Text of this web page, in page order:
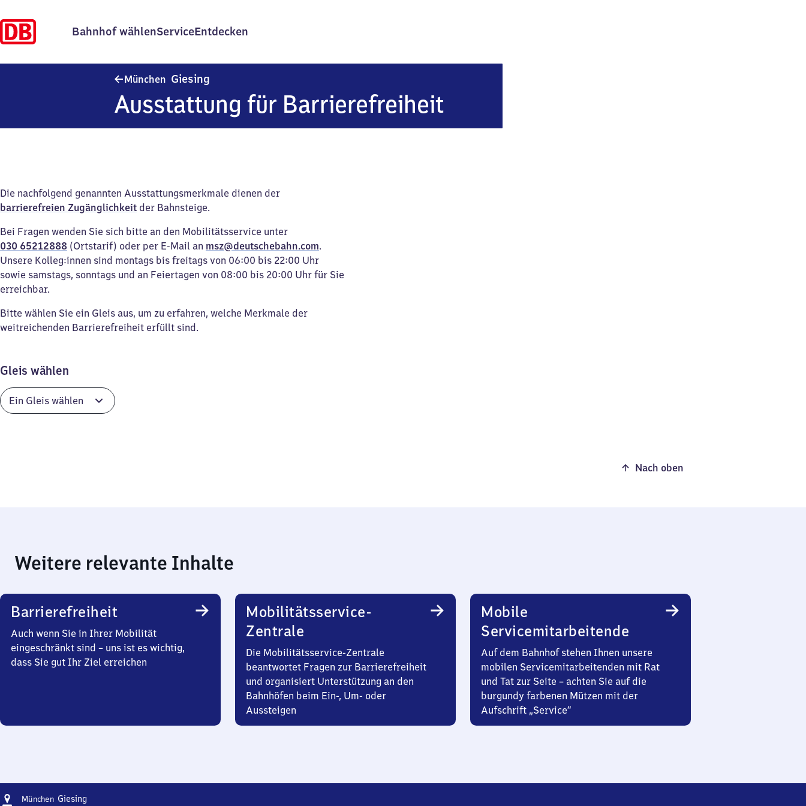
Bahnhof wählenServiceEntdecken
München Giesing
Ausstattung für Barrierefreiheit
Die nachfolgend genannten Ausstattungsmerkmale dienen der
barrierefreien Zugänglichkeit der Bahnsteige.
Bei Fragen wenden Sie sich bitte an den Mobilitätsservice unter
030 65212888 (Ortstarif) oder per E-Mail an msz@deutschebahn.com.
Unsere Kolleg:innen sind montags bis freitags von 06:00 bis 22:00 Uhr
sowie samstags, sonntags und an Feiertagen von 08:00 bis 20:00 Uhr für Sie
erreichbar.
Bitte wählen Sie ein Gleis aus, um zu erfahren, welche Merkmale der
weitreichenden Barrierefreiheit erfüllt sind.
Gleis wählen
Nach oben
Weitere relevante Inhalte
Barrierefreiheit
Auch wenn Sie in Ihrer Mobilität
eingeschränkt sind – uns ist es wichtig,
dass Sie gut Ihr Ziel erreichen
Mobilitätsservice-
Zentrale
Die Mobilitätsservice-Zentrale
beantwortet Fragen zur Barrierefreiheit
und organisiert Unterstützung an den
Bahnhöfen beim Ein-, Um- oder
Aussteigen
Mobile
Servicemitarbeitende
Auf dem Bahnhof stehen Ihnen unsere
mobilen Servicemitarbeitenden mit Rat
und Tat zur Seite – achten Sie auf die
burgundy farbenen Mützen mit der
Aufschrift „Service“
Adresse
München GiesingMünchen-